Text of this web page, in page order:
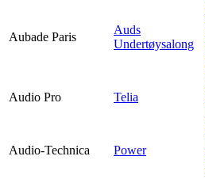
Aubade Paris
Auds
Undertøysalong
Audio Pro Telia
Audio-Technica Power